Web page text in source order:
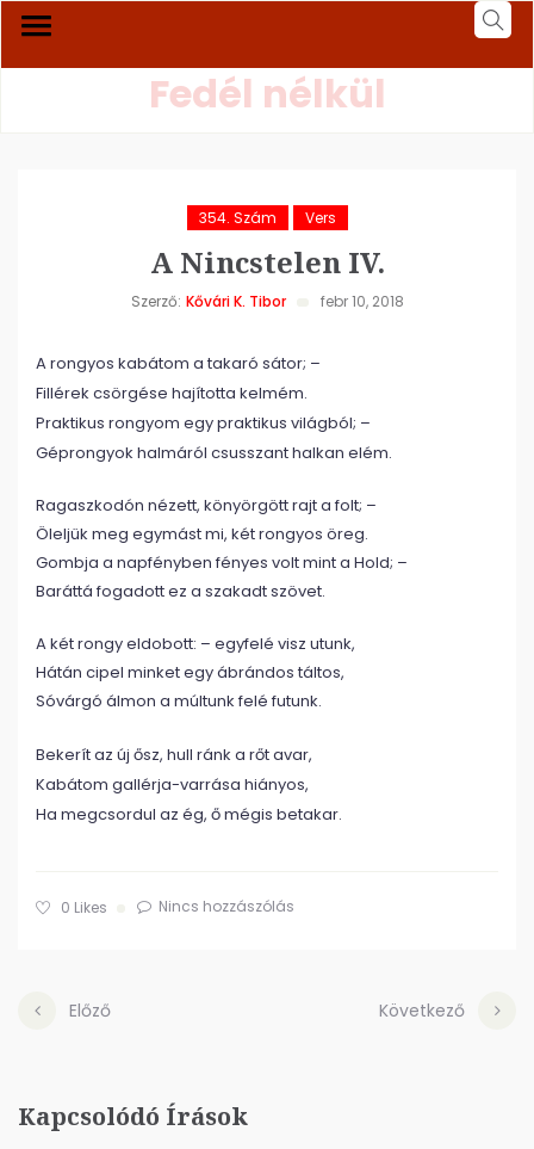
Fedél nélkül
354. Szám Vers
A Nincstelen IV.
Szerző: Kővári K. Tibor febr 10, 2018
A rongyos kabátom a takaró sátor; –
Fillérek csörgése hajította kelmém.
Praktikus rongyom egy praktikus világból; –
Géprongyok halmáról csusszant halkan elém.
Ragaszkodón nézett, könyörgött rajt a folt; –
Öleljük meg egymást mi, két rongyos öreg.
Gombja a napfényben fényes volt mint a Hold; –
Baráttá fogadott ez a szakadt szövet.
A két rongy eldobott: – egyfelé visz utunk,
Hátán cipel minket egy ábrándos táltos,
Sóvárgó álmon a múltunk felé futunk.
Bekerít az új ősz, hull ránk a rőt avar,
Kabátom gallérja-varrása hiányos,
Ha megcsordul az ég, ő mégis betakar.
0 Likes Nincs hozzászólás
Előző Következő
Kapcsolódó Írások